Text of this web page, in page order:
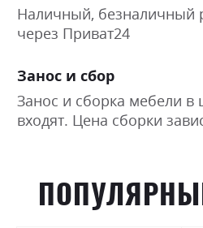
Наличный, безналичный
через Приват24
Занос и сбор
Занос и сборка мебели в
входят. Цена сборки